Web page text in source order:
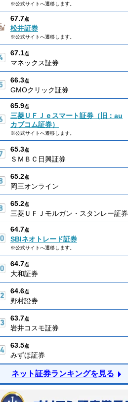
※公式サイトへ遷移します。
67.7点
松井証券
※公式サイトへ遷移します。
67.1点
マネックス証券
66.3点
GMOクリック証券
65.9点
三菱ＵＦＪｅスマート証券（旧：au
カブコム証券）
※公式サイトへ遷移します。
65.3点
ＳＭＢＣ日興証券
65.2点
岡三オンライン
65.2点
三菱ＵＦＪモルガン・スタンレー証券
64.7点
SBIネオトレード証券
※公式サイトへ遷移します。
64.7点
大和証券
64.6点
野村證券
63.7点
岩井コスモ証券
63.5点
みずほ証券
ネット証券ランキングを見る